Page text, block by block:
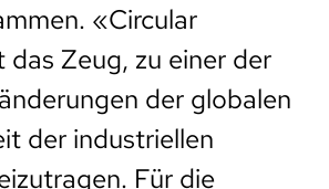
«Circular
das Zeug, zu einer der
der globalen
der industriellen
Für die